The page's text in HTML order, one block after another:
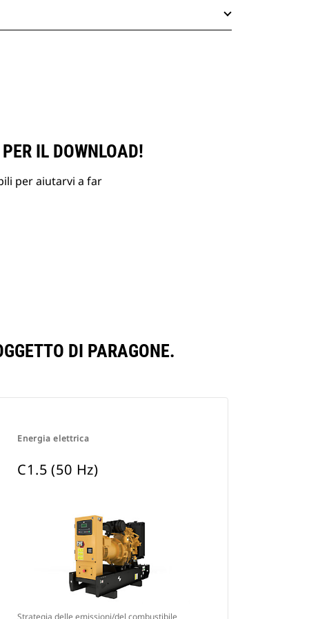
IL DOWNLOAD!
per aiutarvi a far
DI PARAGONE.
Energia elettrica
C1.5 (50 Hz)
Strategia delle emissioni/del combustibile